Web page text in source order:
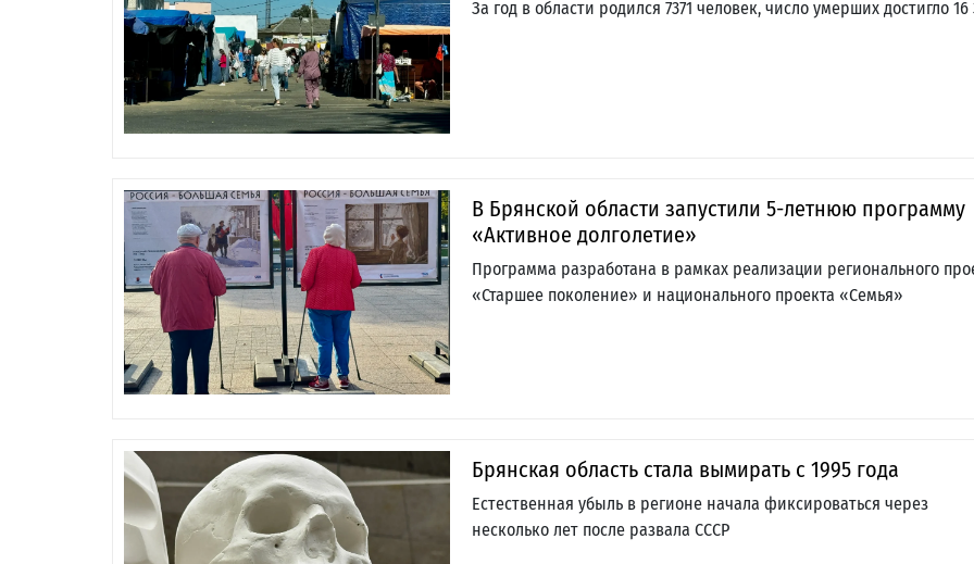
За год в области родился 7371 человек, число умерших достигло 16
В Брянской области запустили 5-летнюю программу
«Активное долголетие»
Программа разработана в рамках реализации регионального
«Старшее поколение» и национального проекта «Семья»
Брянская область стала вымирать с 1995 года
Естественная убыль в регионе начала фиксироваться через
несколько лет после развала СССР